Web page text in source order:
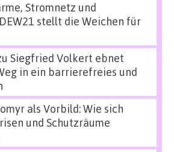
Stromnetz und
stellt die Weichen für
Siegfried Volkert ebnet
in ein barrierefreies und
als Vorbild: Wie sich
und Schutzräume